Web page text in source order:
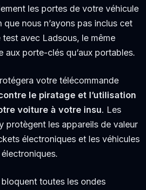
les portes de votre véhicule
que nous n’ayons pas inclus cet
avec Ladsous, le même
aux porte-clés qu’aux portables.
votre télécommande
le piratage et l’utilisation
voiture à votre insu. Les
protègent les appareils de valeur
électroniques et les véhicules
toutes les ondes